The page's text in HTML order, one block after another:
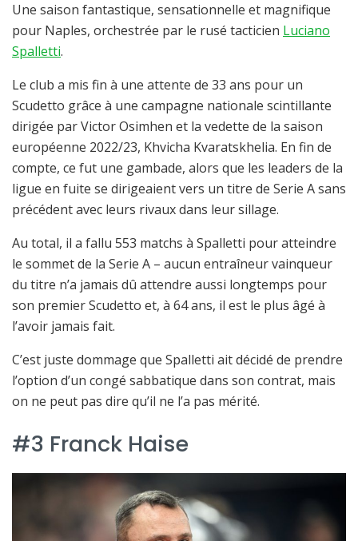
Une saison fantastique, sensationnelle et magnifique
pour Naples, orchestrée par le rusé tacticien Luciano
Spalletti.
Le club a mis fin à une attente de 33 ans pour un
Scudetto grâce à une campagne nationale scintillante
dirigée par Victor Osimhen et la vedette de la saison
européenne 2022/23, Khvicha Kvaratskhelia. En fin de
compte, ce fut une gambade, alors que les leaders de la
ligue en fuite se dirigeaient vers un titre de Serie A sans
précédent avec leurs rivaux dans leur sillage.
Au total, il a fallu 553 matchs à Spalletti pour atteindre
le sommet de la Serie A – aucun entraîneur vainqueur
du titre n’a jamais dû attendre aussi longtemps pour
son premier Scudetto et, à 64 ans, il est le plus âgé à
l’avoir jamais fait.
C’est juste dommage que Spalletti ait décidé de prendre
l’option d’un congé sabbatique dans son contrat, mais
on ne peut pas dire qu’il ne l’a pas mérité.
#3 Franck Haise